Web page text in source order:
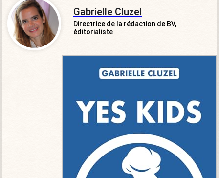
Gabrielle Cluzel
Directrice de la rédaction de BV,
éditorialiste